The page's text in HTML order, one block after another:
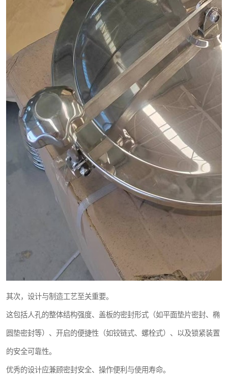
其次，设计与制造工艺至关重要。
这包括人孔的整体结构强度、盖板的密封形式（如平面垫片密封、椭
圆垫密封等）、开启的便捷性（如铰链式、螺栓式）、以及锁紧装置
的安全可靠性。
优秀的设计应兼顾密封安全、操作便利与使用寿命。